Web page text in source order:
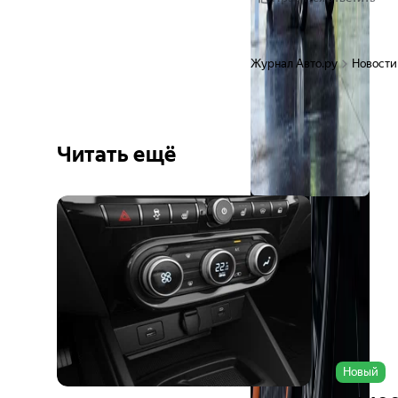
Журнал Авто.ру Новости
Читать ещё
Новый
Ещё 6
фото